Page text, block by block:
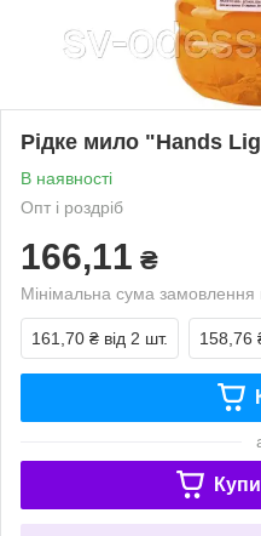
Рідке мило "Hands
В наявності
Опт і роздріб
166,11 ₴
Мінімальна сума
161,70 ₴ від 2 шт. 158,76